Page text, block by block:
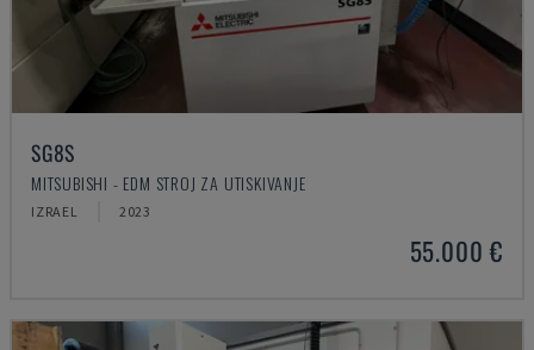
SG8S
MITSUBISHI - EDM STROJ ZA UTISKIVANJE
IZRAEL 2023
55.000 €